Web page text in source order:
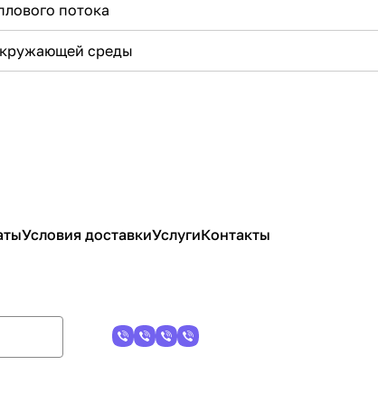
потока
среды
Условия доставкиУслугиКонтакты